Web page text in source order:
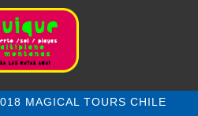
MAGICAL TOURS CHILE